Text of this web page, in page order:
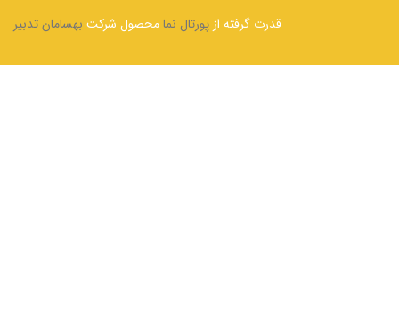
قدرت گرفته از پورتال نمامحصول شرکت بهسامان تدبیر